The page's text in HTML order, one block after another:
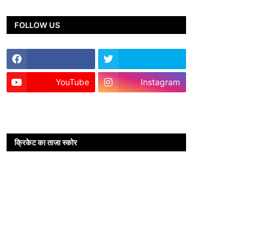
FOLLOW US
YouTube Instagram
क्रिकेट का ताजा स्कोर